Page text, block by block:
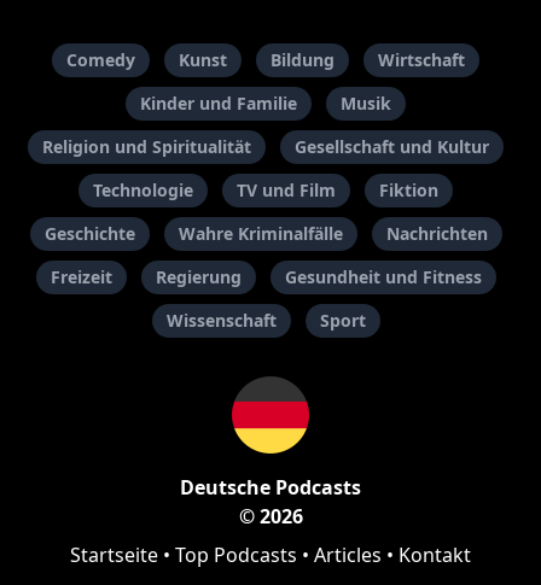
Comedy Kunst Bildung
Wirtschaft
Kinder und Familie
Musik
Religion und Spiritualität
Gesellschaft und Kultur
Technologie
TV und Film
Fiktion
Geschichte
Wahre Kriminalfälle
Nachrichten
Freizeit
Regierung
Gesundheit und Fitness
Wissenschaft
Sport
Deutsche Podcasts
© 2026
Startseite • Top Podcasts • Articles • Kontakt